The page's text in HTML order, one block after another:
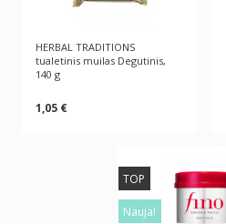
HERBAL TRADITIONS
tualetinis muilas Degutinis,
140 g
1,05 €
TOP
Nauja!